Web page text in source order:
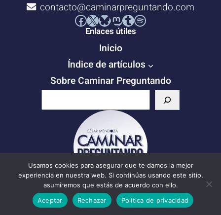
contacto@caminarpreguntando.com
Facebook X Bluesky Mastodon Tumblr Spotify
Enlaces útiles
Inicio
Índice de artículos
Sobre Caminar Preguntando
u
r
Suscribirse
Suscribirse
Usamos cookies para asegurar que te damos la mejor
experiencia en nuestra web. Si continúas usando este sitio,
asumiremos que estás de acuerdo con ello.
Aceptar
Rechazar Política de privacidad